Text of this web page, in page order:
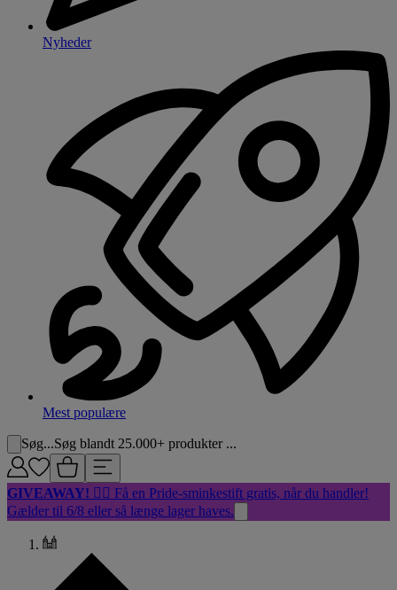
Nyheder
Mest populære
Søg...Søg blandt 25.000+ produkter ...
GIVEAWAY! 🏳️‍🌈 Få en Pride-sminkestift gratis, når du handler!
Gælder til 6/8 eller så længe lager haves.